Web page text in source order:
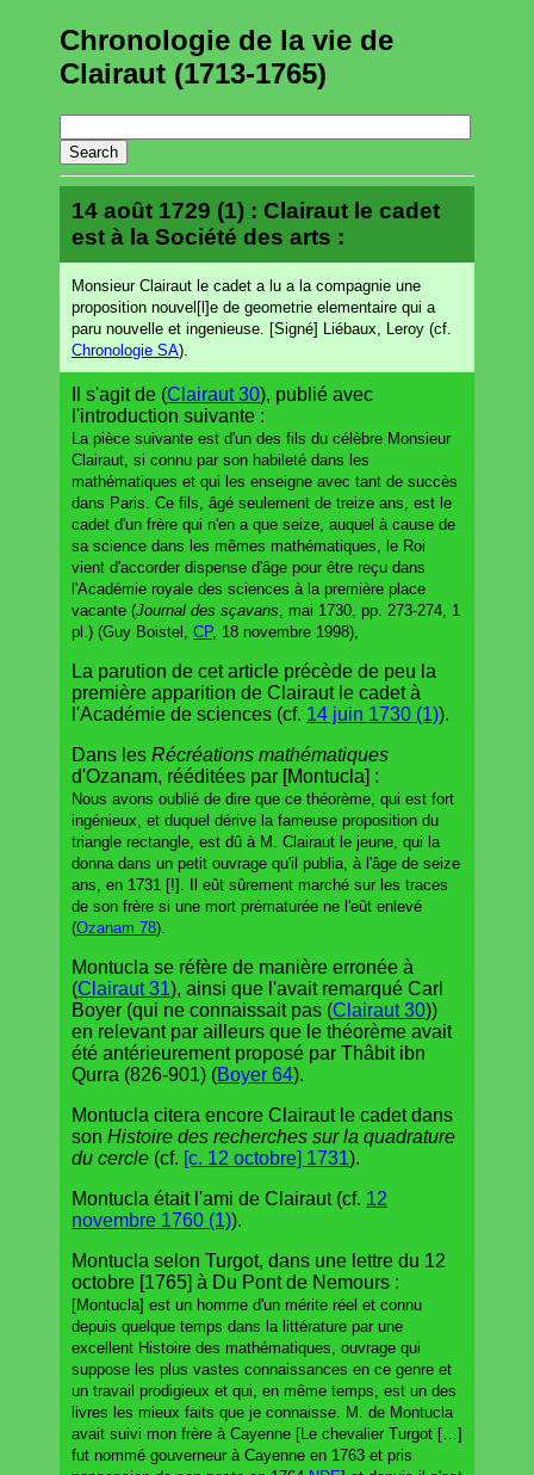
Chronologie de la vie de
Clairaut (1713-1765)
14 août 1729 (1) : Clairaut le cadet
est à la Société des arts :
Monsieur Clairaut le cadet a lu a la compagnie une
proposition nouvel[l]e de geometrie elementaire qui a
paru nouvelle et ingenieuse. [Signé] Liébaux, Leroy (cf.
Chronologie SA).
Il s'agit de (Clairaut 30), publié avec
l'introduction suivante :
La pièce suivante est d'un des fils du célèbre Monsieur
Clairaut, si connu par son habileté dans les
mathématiques et qui les enseigne avec tant de succès
dans Paris. Ce fils, âgé seulement de treize ans, est le
cadet d'un frère qui n'en a que seize, auquel à cause de
sa science dans les mêmes mathématiques, le Roi
vient d'accorder dispense d'âge pour être reçu dans
l'Académie royale des sciences à la première place
vacante (Journal des sçavans , mai 1730, pp. 273-274, 1
pl.) (Guy Boistel, CP, 18 novembre 1998),
La parution de cet article précède de peu la
première apparition de Clairaut le cadet à
l'Académie de sciences (cf. 14 juin 1730 (1)).
Dans les Récréations mathématiques
d'Ozanam, rééditées par [Montucla] :
Nous avons oublié de dire que ce théorème, qui est fort
ingénieux, et duquel dérive la fameuse proposition du
triangle rectangle, est dû à M. Clairaut le jeune, qui la
donna dans un petit ouvrage qu'il publia, à l'âge de seize
ans, en 1731 [!]. Il eût sûrement marché sur les traces
de son frère si une mort prématurée ne l'eût enlevé
(Ozanam 78).
Montucla se réfère de manière erronée à
(Clairaut 31), ainsi que l'avait remarqué Carl
Boyer (qui ne connaissait pas (Clairaut 30))
en relevant par ailleurs que le théorème avait
été antérieurement proposé par Thâbit ibn
Qurra (826-901) (Boyer 64).
Montucla citera encore Clairaut le cadet dans
son Histoire des recherches sur la quadrature
du cercle (cf. [c. 12 octobre] 1731).
Montucla était l'ami de Clairaut (cf. 12
novembre 1760 (1)).
Montucla selon Turgot, dans une lettre du 12
octobre [1765] à Du Pont de Nemours :
[Montucla] est un homme d'un mérite réel et connu
depuis quelque temps dans la littérature par une
excellent Histoire des mathématiques, ouvrage qui
suppose les plus vastes connaissances en ce genre et
un travail prodigieux et qui, en même temps, est un des
livres les mieux faits que je connaisse. M. de Montucla
avait suivi mon frère à Cayenne [Le chevalier Turgot […]
fut nommé gouverneur à Cayenne en 1763 et pris